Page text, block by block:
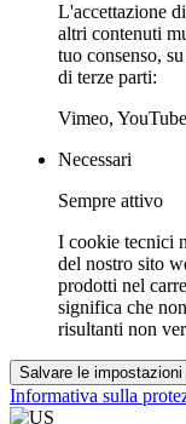
L'accettazione
altri contenuti
tuo consenso,
di terze parti:
Vimeo, YouTube
Necessari
Sempre attivo
I cookie tecnici
del nostro sito
prodotti nel
significa che
risultanti non
Salvare le impostazioni
Informativa sulla